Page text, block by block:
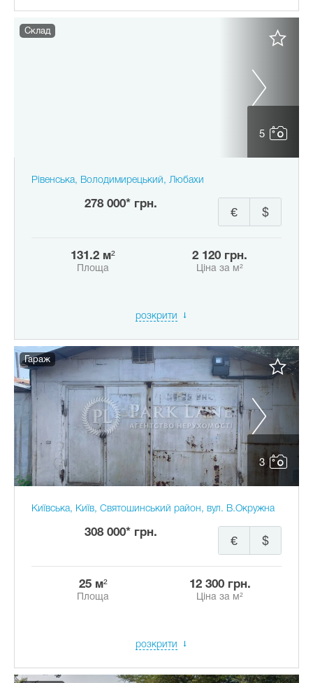
5
Склад
Рівенська, Володимирецький, Любахи
278 000* грн.
$
€
131.2 м²
Площа
2 120 грн.
Ціна за м²
розкрити
3
Гараж
Київська, Київ, Святошинський район, вул. В.Окружна
308 000* грн.
$
€
25 м²
Площа
12 300 грн.
Ціна за м²
розкрити